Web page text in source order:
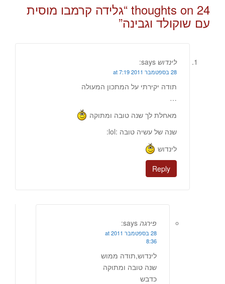
24 thoughts on “ גלידה קרמבו מוסית
עם שוקולד וגבינה”
לינדוש says:
28 בספטמבר 2011 at 7:19
תודה יקירתי על המתכון המעולה
…
מאחלת לך שנה טובה ומתוקה
שנה של עשיה טובה :lol:
לינדוש
Reply
פירגה says:
28 בספטמבר 2011 at
8:36
לינדוש,תודה ממוש
שנה טובה ומתוקה
כדבש